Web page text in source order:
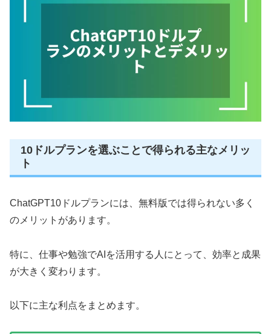
10ドルプランを選ぶことで得られる主なメリッ
ト
ChatGPT10ドルプランには、無料版では得られない多く
のメリットがあります。
特に、仕事や勉強でAIを活用する人にとって、効率と成果
が大きく変わります。
以下に主な利点をまとめます。